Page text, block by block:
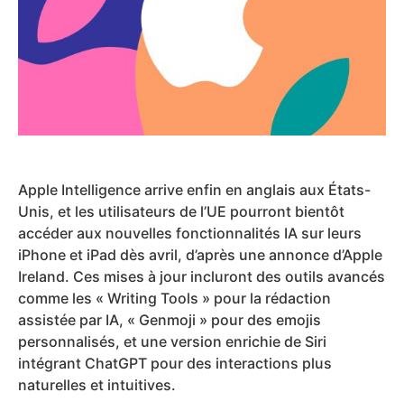
Apple Intelligence arrive enfin en anglais aux États-
Unis, et les utilisateurs de l’UE pourront bientôt
accéder aux nouvelles fonctionnalités IA sur leurs
iPhone et iPad dès avril, d’après une annonce d’Apple
Ireland. Ces mises à jour incluront des outils avancés
comme les « Writing Tools » pour la rédaction
assistée par IA, « Genmoji » pour des emojis
personnalisés, et une version enrichie de Siri
intégrant ChatGPT pour des interactions plus
naturelles et intuitives.